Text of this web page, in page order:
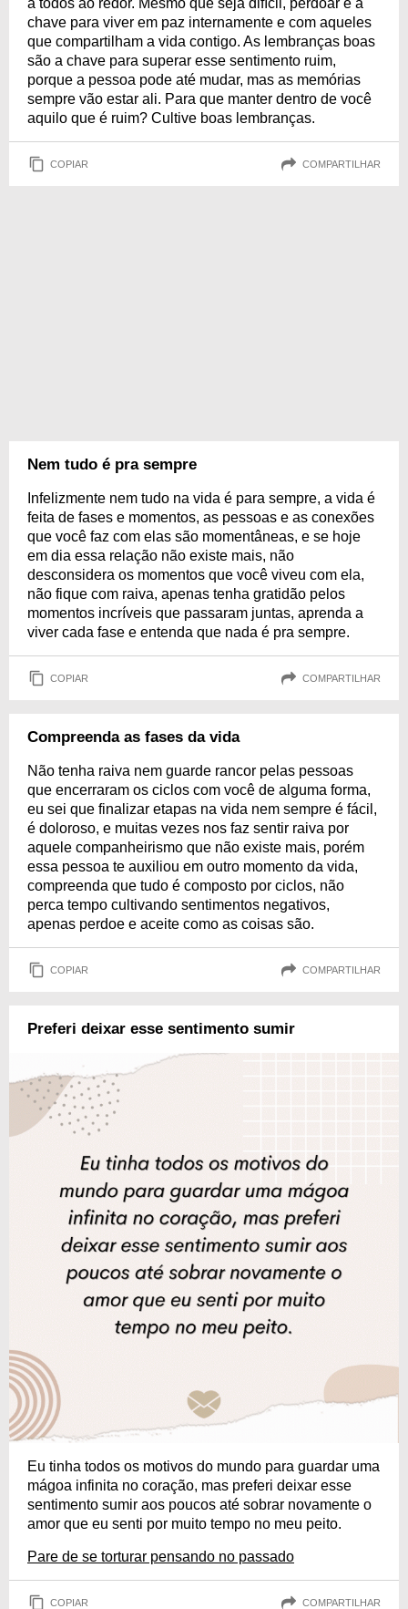
a todos ao redor. Mesmo que seja difícil, perdoar é a
chave para viver em paz internamente e com aqueles
que compartilham a vida contigo. As lembranças boas
são a chave para superar esse sentimento ruim,
porque a pessoa pode até mudar, mas as memórias
sempre vão estar ali. Para que manter dentro de você
aquilo que é ruim? Cultive boas lembranças.
COPIAR COMPARTILHAR
Nem tudo é pra sempre
Infelizmente nem tudo na vida é para sempre, a vida é
feita de fases e momentos, as pessoas e as conexões
que você faz com elas são momentâneas, e se hoje
em dia essa relação não existe mais, não
desconsidera os momentos que você viveu com ela,
não fique com raiva, apenas tenha gratidão pelos
momentos incríveis que passaram juntas, aprenda a
viver cada fase e entenda que nada é pra sempre.
COPIAR COMPARTILHAR
Compreenda as fases da vida
Não tenha raiva nem guarde rancor pelas pessoas
que encerraram os ciclos com você de alguma forma,
eu sei que finalizar etapas na vida nem sempre é fácil,
é doloroso, e muitas vezes nos faz sentir raiva por
aquele companheirismo que não existe mais, porém
essa pessoa te auxiliou em outro momento da vida,
compreenda que tudo é composto por ciclos, não
perca tempo cultivando sentimentos negativos,
apenas perdoe e aceite como as coisas são.
COPIAR COMPARTILHAR
Preferi deixar esse sentimento sumir
Eu tinha todos os motivos do mundo para guardar uma
mágoa infinita no coração, mas preferi deixar esse
sentimento sumir aos poucos até sobrar novamente o
amor que eu senti por muito tempo no meu peito.
Pare de se torturar pensando no passado
COPIAR COMPARTILHAR